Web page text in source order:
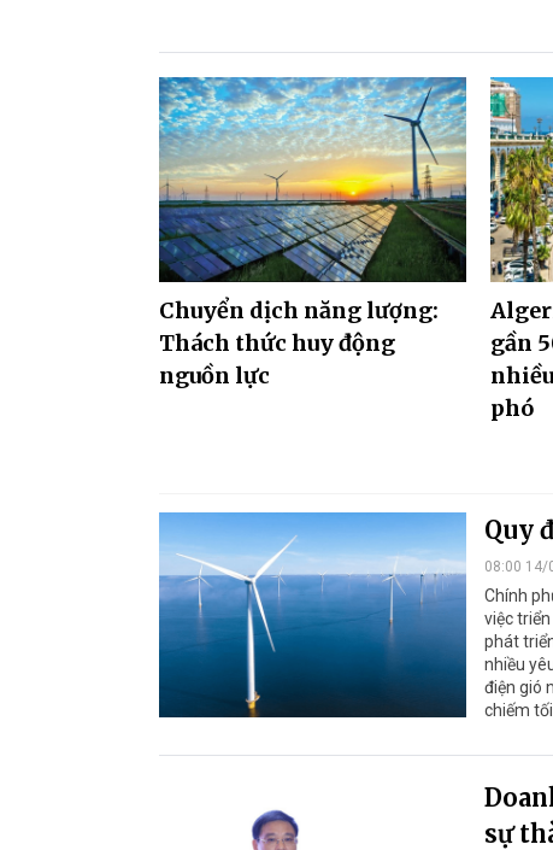
Chuyển dịch năng lượng:
Thách thức huy động
nguồn lực
gần
phó
Quy
08:00 14/
Chính
việc
phát
nhiều
điện gió
chiếm
sự